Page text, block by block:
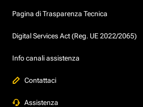
Pagina di Trasparenza Tecnica
Digital Services Act (Reg. UE 2022/2065)
Info canali assistenza
Contattaci
Assistenza